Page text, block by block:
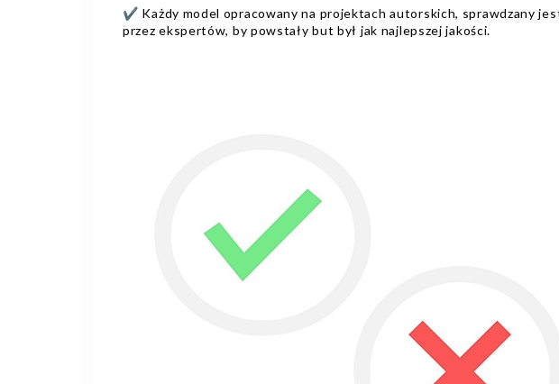
✔️ Każdy model opracowany na projektach autorskich, sprawdzany
przez ekspertów, by powstały but był jak najlepszej jakości.